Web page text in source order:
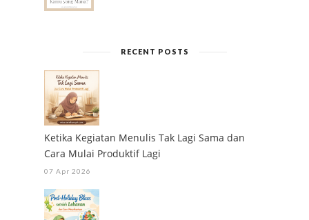
RECENT POSTS
Ketika Kegiatan Menulis Tak Lagi Sama dan
Cara Mulai Produktif Lagi
07 Apr 2026